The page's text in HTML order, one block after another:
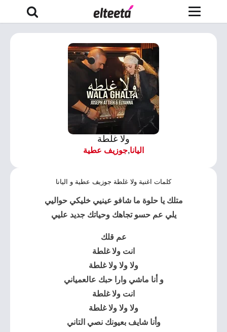
ولا غلطة
اليانا,جوزيف عطية
كلمات اغنية ولا غلطة جوزيف عطية و اليانا
متلك يا حلوة ما شافو عينيي خليكي حواليي
يلي عم حسو تجاهك وحياتك جديد عليي
عم قلك
انت ولا غلطة
ولا ولا ولا غلطة
و أنا ماشي وارا حبك عالعمياني
انت ولا غلطة
ولا ولا ولا غلطة
وأنا شايف بعيونك نصي التاني